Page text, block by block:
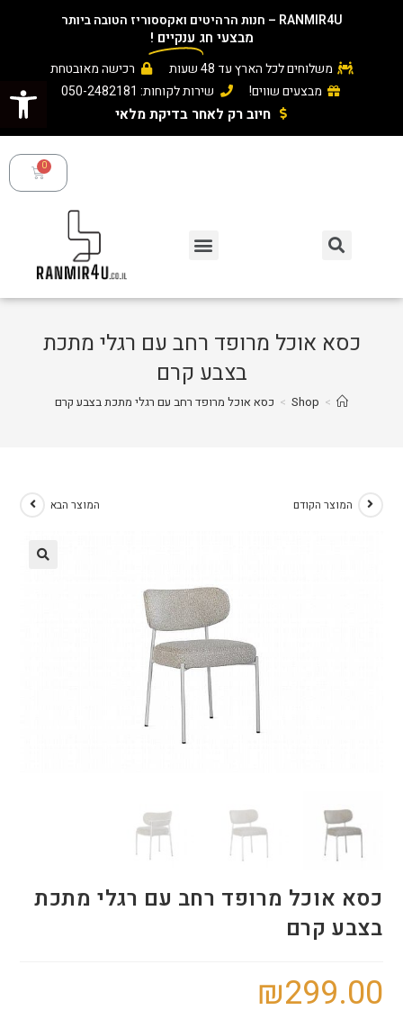
פתח סרגל נגישות
RANMIR4U – חנות הרהיטים ואקססוריז הטובה ביותר
מבצעי חג ענקיים !
משלוחים לכל הארץ עד 48 שעות
רכישה מאובטחת
מבצעים שווים!
שירות לקוחות: 050-2482181
חיוב רק לאחר בדיקת מלאי ​
כסא אוכל מרופד רחב עם רגלי מתכת
בצבע קרם
>
Shop
> כסא אוכל מרופד רחב עם רגלי מתכת בצבע קרם
המוצר הקודם המוצר הבא
כסא אוכל מרופד רחב עם רגלי מתכת
בצבע קרם
₪299.00